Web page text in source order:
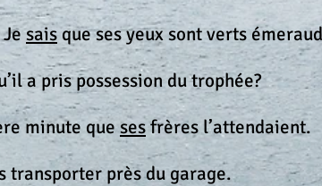
Jesaisque ses yeux sont verts
a pris possession du trophée?
minute quesesfrères l’attendaient.
près du garage.